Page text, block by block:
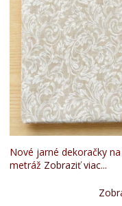
Nové jarné dekoračky
metráž Zobraziť viac...